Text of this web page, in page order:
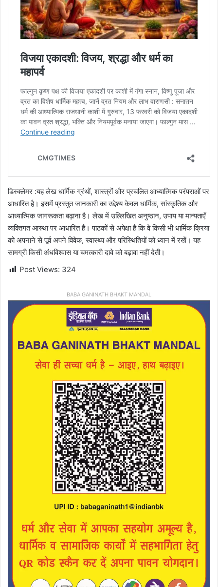
डिस्क्लेमर :यह लेख धार्मिक ग्रंथों, शास्त्रों और प्रचलित आध्यात्मिक परंपराओं पर
आधारित है। इसमें प्रस्तुत जानकारी का उद्देश्य केवल धार्मिक, सांस्कृतिक और
आध्यात्मिक जागरूकता बढ़ाना है। लेख में उल्लिखित अनुष्ठान, उपाय या मान्यताएँ
व्यक्तिगत आस्था पर आधारित हैं। पाठकों से अपेक्षा है कि वे किसी भी धार्मिक क्रिया
को अपनाने से पूर्व अपने विवेक, स्वास्थ्य और परिस्थितियों को ध्यान में रखें। यह
सामग्री किसी अंधविश्वास या चमत्कारी दावे को बढ़ावा नहीं देती।
Post Views: 324
BABA GANINATH BHAKT MANDAL